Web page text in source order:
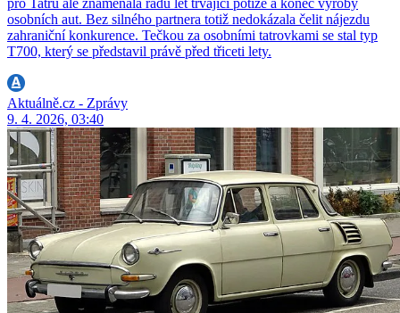
osobních aut. Bez silného partnera totiž nedokázala čelit nájezdu
zahraniční konkurence. Tečkou za osobními tatrovkami se stal typ
T700, který se představil právě před třiceti lety.
Aktuálně.cz - Zprávy
9. 4. 2026, 03:40